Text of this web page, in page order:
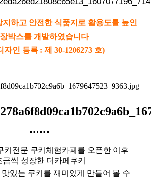
지하고 안전한 식품지로 활용도를 높인
박스를 개발하였습니다
자인 등록 : 제 30-1206273 호)
......
키전문 쿠키체험카페를 오픈한 이후
금씩 성장한 더카페쿠키
있는 쿠키를 재미있게 만들어 볼 수